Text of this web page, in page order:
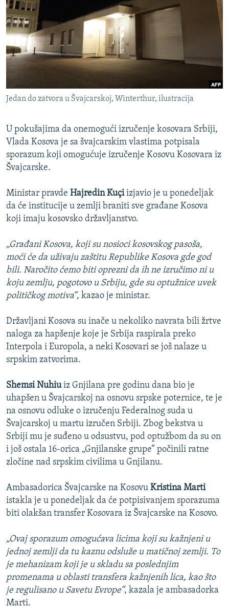
ISPRIČAJ MI
DNEVNO@RSE
SPECIJALI RSE
VIŠE OD NASLOVA
POPLAVE I KLIZIŠTA U BIH 2024.
POST SCRIPTUM
MOJA EVROPA
SVE KARTE DEJTONA
NASTANAK I RASPAD JUGOSLAVIJE
Sve RFE/RL stranice
Jedan do zatvora u Švajcarskoj, Winterthur, ilustracija
U pokušajima da onemogući izručenje kosovara Srbiji,
Vlada Kosova je sa švajcarskim vlastima potpisala
sporazum koji omogućuje izručenje Kosovu Kosovara iz
Švajcarske.
Ministar pravde Hajredin Kuçiizjavio je u ponedeljak
da će institucije u zemlji braniti sve građane Kosova
koji imaju kosovsko državljanstvo.
„Građani Kosova, koji su nosioci kosovskog pasoša,
moći će da uživaju zaštitu Republike Kosova gde god
bili. Naročito ćemo biti oprezni da ih ne izručimo ni u
koju zemlju, pogotovo u Srbiju, gde su optužnice uvek
političkog motiva“, kazao je ministar.
Državljani Kosova su inače u nekoliko navrata bili žrtve
naloga za hapšenje koje je Srbija raspirala preko
Interpola i Europola, a neki Kosovari se još nalaze u
srpskim zatvorima.
Shemsi Nuhiuiz Gnjilana pre godinu dana bio je
uhapšen u Švajcarskoj na osnovu srpske poternice, te je
na osnovu odluke o izručenju Federalnog suda u
Švajcarskoj u martu izručen Srbiji. Zbog bekstva u
Srbiji mu je suđeno u odsustvu, pod optužbom da su on
i još ostala 16-orica „Gnjilanske grupe“ počinili ratne
zločine nad srpskim civilima u Gnjilanu.
Ambasadorica Švajcarske na Kosovu Kristina Marti
istakla je u ponedeljak da će potpisivanjem sporazuma
biti olakšan transfer Kosovara iz Švajcarske na Kosovo.
„Ovaj sporazum omogućava licima koji su kažnjeni u
jednoj zemlji da tu kaznu odsluže u matičnoj zemlji. To
je mehanizam koji je u skladu sa poslednjim
promenama u oblasti transfera kažnjenih lica, kao što
je regulisano u Savetu Evrope“, kazala je ambasadorka
Marti.